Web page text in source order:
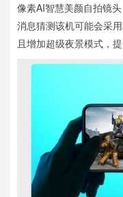
像素AI智慧美颜自拍镜
消息猜测该机可能会采
且增加超级夜景模式，提